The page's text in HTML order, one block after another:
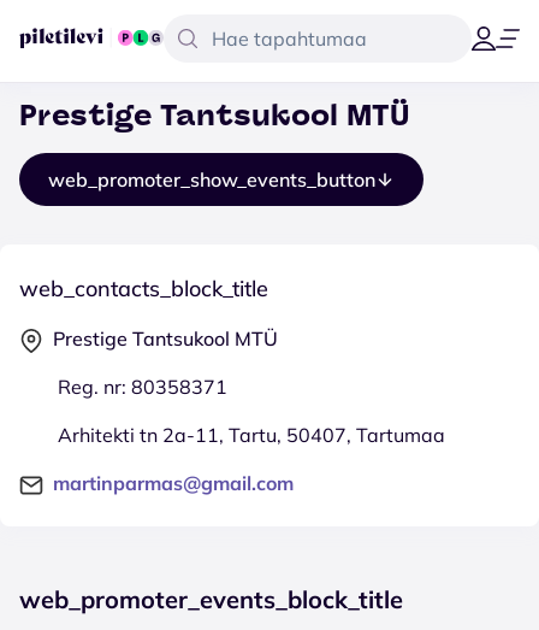
Prestige Tantsukool MTÜ
web_promoter_show_events_button
web_contacts_block_title
Prestige Tantsukool MTÜ
Reg. nr: 80358371
Arhitekti tn 2a-11, Tartu, 50407, Tartumaa
martinparmas@gmail.com
web_promoter_events_block_title